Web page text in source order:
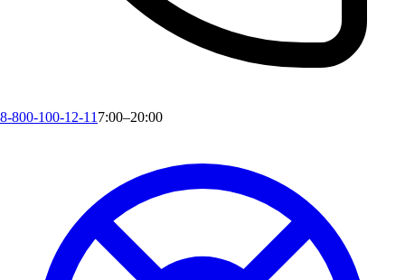
8-800-100-12-11 7:00–20:00